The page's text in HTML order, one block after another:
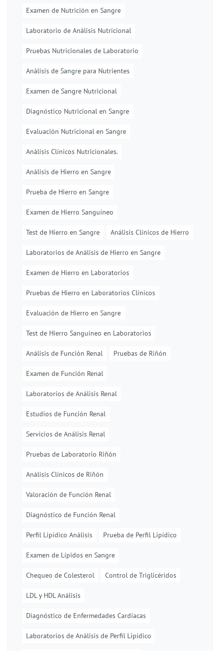
Examen de Nutrición en Sangre
Laboratorio de Análisis Nutricional
Pruebas Nutricionales de Laboratorio
Análisis de Sangre para Nutrientes
Examen de Sangre Nutricional
Diagnóstico Nutricional en Sangre
Evaluación Nutricional en Sangre
Análisis Clínicos Nutricionales.
Análisis de Hierro en Sangre
Prueba de Hierro en Sangre
Examen de Hierro Sanguíneo
Test de Hierro en Sangre Análisis Clínicos de Hierro
Laboratorios de Análisis de Hierro en Sangre
Examen de Hierro en Laboratorios
Pruebas de Hierro en Laboratorios Clínicos
Evaluación de Hierro en Sangre
Test de Hierro Sanguíneo en Laboratorios
Análisis de Función Renal Pruebas de Riñón
Examen de Función Renal
Laboratorios de Análisis Renal
Estudios de Función Renal
Servicios de Análisis Renal
Pruebas de Laboratorio Riñón
Análisis Clínicos de Riñón
Valoración de Función Renal
Diagnóstico de Función Renal
Perfil Lipídico Análisis Prueba de Perfil Lipídico
Examen de Lípidos en Sangre
Chequeo de Colesterol Control de Triglicéridos
LDL y HDL Análisis
Diagnóstico de Enfermedades Cardíacas
Laboratorios de Análisis de Perfil Lipídico